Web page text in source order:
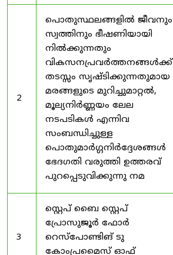
2
പൊതുസ്ഥലങ്ങളിൽ ജീവനും
സ്വത്തിനും ഭീഷണിയായി
നിൽക്കുന്നതും
വികസനപ്രവർത്തനങ്ങൾക്ക്
തടസ്സം സൃഷ്ടിക്കുന്നതുമായ
മരങ്ങളുടെ മുറിച്ചുമാറ്റൽ,
മൂല്യനിർണ്ണയം ലേല
നടപടികൾ എന്നിവ
സംബന്ധിച്ചുള്ള
പൊതുമാർഗ്ഗനിർദ്ദേശങ്ങൾ
ഭേദഗതി വരുത്തി ഉത്തരവ്
പുറപ്പെടുവിക്കുന്നു നമ
3
സ്റ്റെപ് ബൈ സ്റ്റെപ്
പ്രോസുജൂർ ഫോർ
റെസ്‌പോണ്ടിങ് ടു
കോംപ്രമൈസ് ഓഫ്